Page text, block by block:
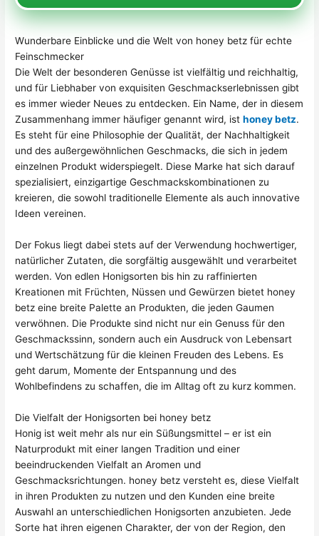
Wunderbare Einblicke und die Welt von honey betz für echte
Feinschmecker
Die Welt der besonderen Genüsse ist vielfältig und reichhaltig,
und für Liebhaber von exquisiten Geschmackserlebnissen gibt
es immer wieder Neues zu entdecken. Ein Name, der in diesem
Zusammenhang immer häufiger genannt wird, isthoney betz.
Es steht für eine Philosophie der Qualität, der Nachhaltigkeit
und des außergewöhnlichen Geschmacks, die sich in jedem
einzelnen Produkt widerspiegelt. Diese Marke hat sich darauf
spezialisiert, einzigartige Geschmackskombinationen zu
kreieren, die sowohl traditionelle Elemente als auch innovative
Ideen vereinen.
Der Fokus liegt dabei stets auf der Verwendung hochwertiger,
natürlicher Zutaten, die sorgfältig ausgewählt und verarbeitet
werden. Von edlen Honigsorten bis hin zu raffinierten
Kreationen mit Früchten, Nüssen und Gewürzen bietet honey
betz eine breite Palette an Produkten, die jeden Gaumen
verwöhnen. Die Produkte sind nicht nur ein Genuss für den
Geschmackssinn, sondern auch ein Ausdruck von Lebensart
und Wertschätzung für die kleinen Freuden des Lebens. Es
geht darum, Momente der Entspannung und des
Wohlbefindens zu schaffen, die im Alltag oft zu kurz kommen.
Die Vielfalt der Honigsorten bei honey betz
Honig ist weit mehr als nur ein Süßungsmittel – er ist ein
Naturprodukt mit einer langen Tradition und einer
beeindruckenden Vielfalt an Aromen und
Geschmacksrichtungen. honey betz versteht es, diese Vielfalt
in ihren Produkten zu nutzen und den Kunden eine breite
Auswahl an unterschiedlichen Honigsorten anzubieten. Jede
Sorte hat ihren eigenen Charakter, der von der Region, den